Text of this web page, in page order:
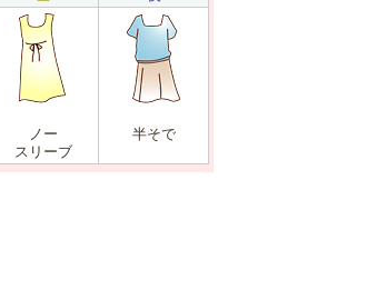
ノー
スリーブ
半そで